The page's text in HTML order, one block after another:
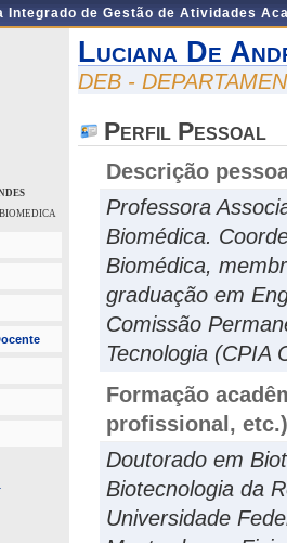
Integrado de Gestão de Atividades
Luciana De
DEB -
Perfil Pessoal
Descrição
Professora
Biomédica.
Biomédica,
graduação em
Comissão
Tecnologia (CPIA
Formação
profissional, etc.)
Doutorado em
Biotecnologia da
Universidade